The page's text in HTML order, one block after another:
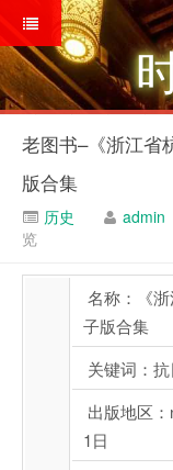
老图书–《浙江省
版合集
历史 admin
览
名称：《
子版合集
关键词：
出版地区
1日